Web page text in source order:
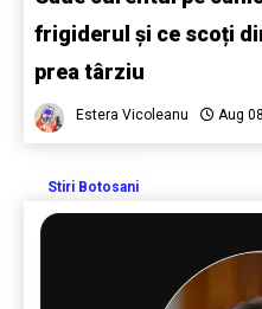
frigiderul și ce scoți
prea târziu
Estera Vicoleanu Aug
Stiri Botosani